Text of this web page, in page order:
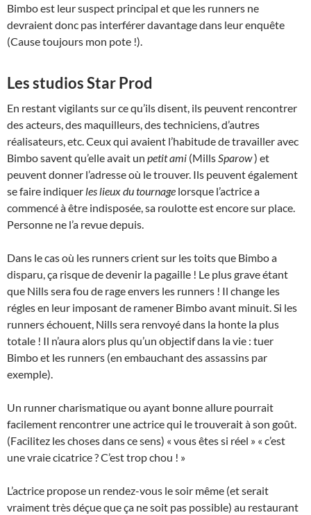
Bimbo est leur suspect principal et que les runners ne
devraient donc pas interférer davantage dans leur enquête
(Cause toujours mon pote !).
Les studios Star Prod
En restant vigilants sur ce qu’ils disent, ils peuvent rencontrer
des acteurs, des maquilleurs, des techniciens, d’autres
réalisateurs, etc. Ceux qui avaient l’habitude de travailler avec
Bimbo savent qu’elle avait un petit ami (MillsSparow) et
peuvent donner l’adresse où le trouver. Ils peuvent également
se faire indiquer les lieux du tournage lorsque l’actrice a
commencé à être indisposée, sa roulotte est encore sur place.
Personne ne l’a revue depuis.
Dans le cas où les runners crient sur les toits que Bimbo a
disparu, ça risque de devenir la pagaille ! Le plus grave étant
que Nills sera fou de rage envers les runners ! Il change les
régles en leur imposant de ramener Bimbo avant minuit. Si les
runners échouent, Nills sera renvoyé dans la honte la plus
totale ! Il n’aura alors plus qu’un objectif dans la vie : tuer
Bimbo et les runners (en embauchant des assassins par
exemple).
Un runner charismatique ou ayant bonne allure pourrait
facilement rencontrer une actrice qui le trouverait à son goût.
(Facilitez les choses dans ce sens) « vous êtes si réel » « c’est
une vraie cicatrice ? C’est trop chou ! »
L’actrice propose un rendez-vous le soir même (et serait
vraiment très déçue que ça ne soit pas possible) au restaurant